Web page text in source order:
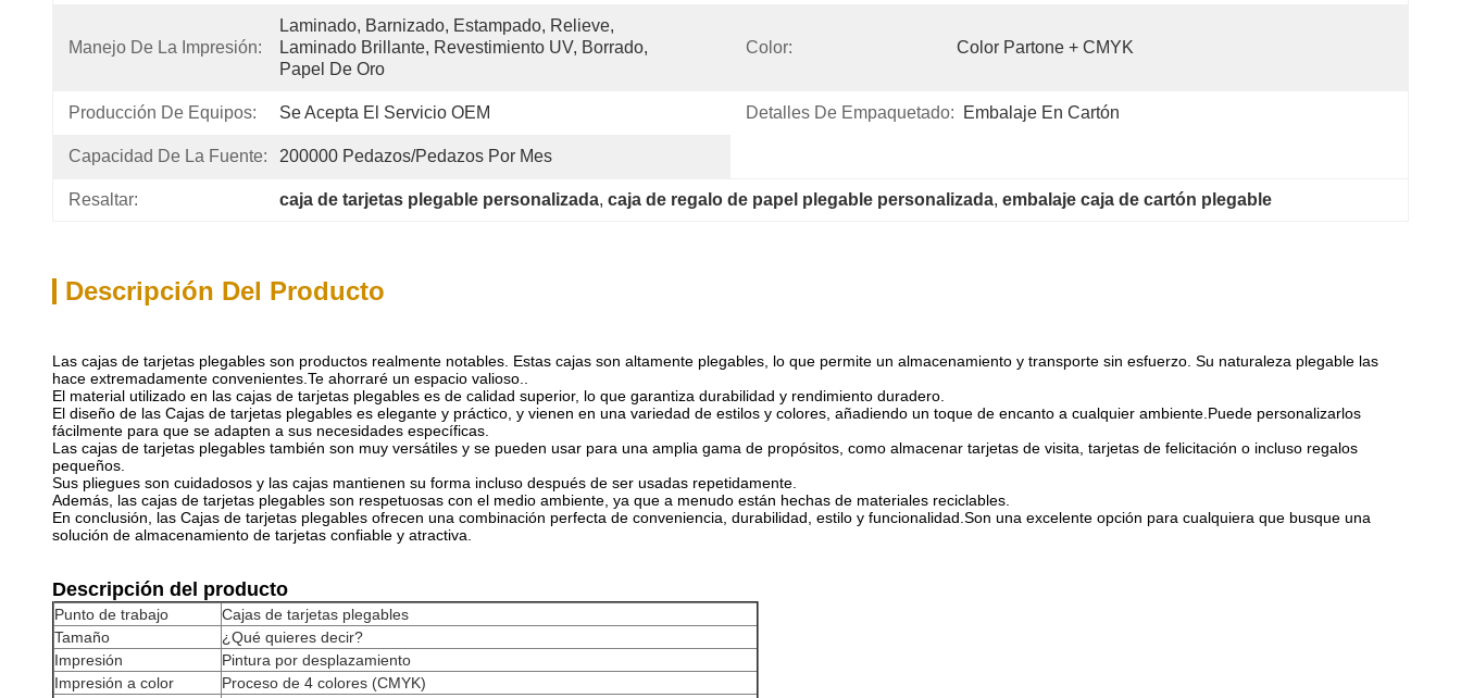
Manejo De La Impresión:
Laminado, Barnizado, Estampado, Relieve,
Laminado Brillante, Revestimiento UV, Borrado,
Papel De Oro
Color: Color Partone + CMYK
Producción De Equipos: Se Acepta El Servicio OEM Detalles De Empaquetado: Embalaje En Cartón
Capacidad De La Fuente: 200000 Pedazos/pedazos Por Mes
Resaltar: caja de tarjetas plegable personalizada, caja de regalo de papel plegable personalizada, embalaje caja de cartón plegable
Descripción Del Producto
Las cajas de tarjetas plegables son productos realmente notables. Estas cajas son altamente plegables, lo que permite un almacenamiento y transporte sin esfuerzo. Su naturaleza plegable las
hace extremadamente convenientes.Te ahorraré un espacio valioso..
El material utilizado en las cajas de tarjetas plegables es de calidad superior, lo que garantiza durabilidad y rendimiento duradero.
El diseño de las Cajas de tarjetas plegables es elegante y práctico, y vienen en una variedad de estilos y colores, añadiendo un toque de encanto a cualquier ambiente.Puede personalizarlos
fácilmente para que se adapten a sus necesidades específicas.
Las cajas de tarjetas plegables también son muy versátiles y se pueden usar para una amplia gama de propósitos, como almacenar tarjetas de visita, tarjetas de felicitación o incluso regalos
pequeños.
Sus pliegues son cuidadosos y las cajas mantienen su forma incluso después de ser usadas repetidamente.
Además, las cajas de tarjetas plegables son respetuosas con el medio ambiente, ya que a menudo están hechas de materiales reciclables.
En conclusión, las Cajas de tarjetas plegables ofrecen una combinación perfecta de conveniencia, durabilidad, estilo y funcionalidad.Son una excelente opción para cualquiera que busque una
solución de almacenamiento de tarjetas confiable y atractiva.
Descripción del producto
Punto de trabajo
Cajas de tarjetas plegables
Tamaño
¿Qué quieres decir?
Impresión
Pintura por desplazamiento
Impresión a color
Proceso de 4 colores (CMYK)